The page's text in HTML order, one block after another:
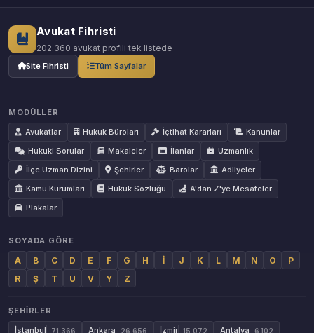
Avukat Fihristi
202.360 avukat profili tek listede
Site Fihristi Tüm Sayfalar
MODÜLLER
Avukatlar
Hukuk Büroları İçtihat Kararları
Kanunlar
Hukuki Sorular
Makaleler İlanlar
Uzmanlık
İlçe Uzman Dizini
Şehirler Barolar
Adliyeler
Kamu Kurumları
Hukuk Sözlüğü
A'dan Z'ye Mesafeler
Plakalar
SOYADA GÖRE
A B C D E F G H İ J K L M N O
P
R
Ş T U V Y Z
ŞEHIRLER
İstanbul
71.366 Ankara 26.656 İzmir 15.072 Antalya 6.102